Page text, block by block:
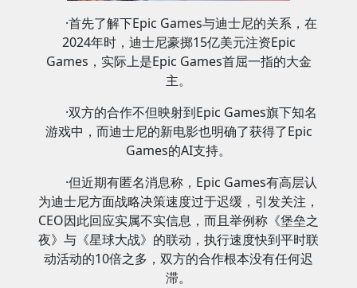
·首先了解下Epic Games与迪士尼的关系，在
2024年时，迪士尼豪掷15亿美元注资Epic
Games，实际上是Epic Games首屈一指的大金
主。
·双方的合作不但映射到Epic Games旗下知名
游戏中，而迪士尼的新电影也明确了获得了Epic
Games的AI支持。
·但近期有匿名消息称，Epic Games有高层认
为迪士尼方面战略决策速度过于迟缓，引发关注，
CEO因此回应实属不实信息，而且举例称《堡垒之
夜》与《星球大战》的联动，执行速度快到平时联
动活动的10倍之多，双方的合作根本没有任何迟
滞。